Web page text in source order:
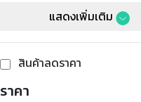
แสดงเพิ่มเติม
สินค้าลดราคา
ราคา